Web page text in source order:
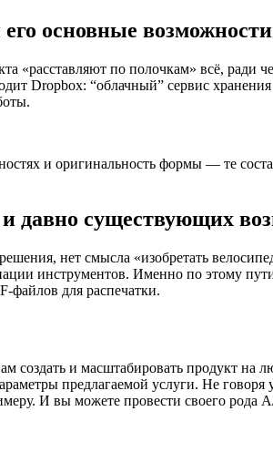
основные возможности
«расставляют по полочкам» всё, ради
Dropbox: “облачный” сервис
и оригинальность формы — те
давно существующих
нет смысла «изобретать
инструментов. Именно по этому
файлов для распечатки.
создать и масштабировать продукт
предлагаемой услуги. Не
И вы можете провести своего рода